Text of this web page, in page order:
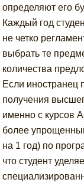
определяют его
Каждый год
не четко
выбрать те
количества
Если иностранец
получения
именно с курсов
более
на 1 год) по
что студент